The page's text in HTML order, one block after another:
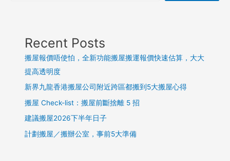
Recent Posts
搬屋報價唔使怕，全新功能搬屋搬運報價快速估算，大大
提高透明度
新界九龍香港搬屋公司附近跨區都搬到5大搬屋心得
搬屋 Check-list：搬屋前斷捨離 5 招
建議搬屋2026下半年日子
計劃搬屋／搬辦公室，事前5大準備